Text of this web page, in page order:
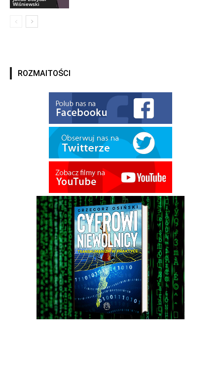
Wiśniewski
ROZMAITOŚCI